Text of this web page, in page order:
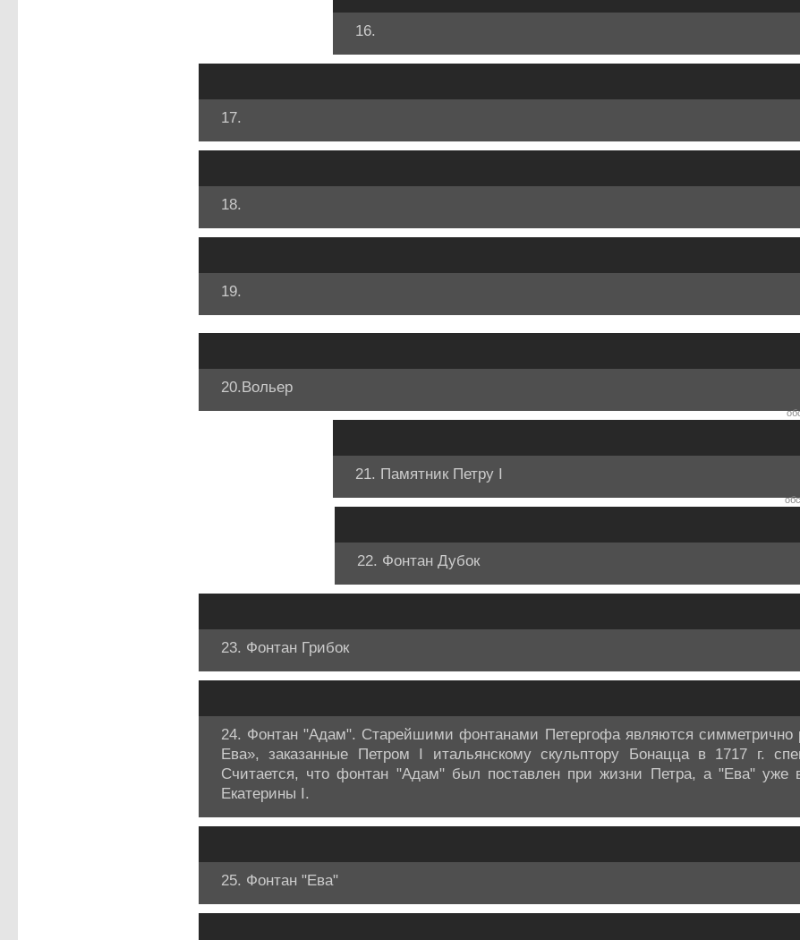
16.
17.
18.
19.
20.Вольер
21. Памятник Петру I
22. Фонтан Дубок
23. Фонтан Грибок
24. Фонтан "Адам". Старейшими фонтанами Петергофа являются симметрично
Ева», заказанные Петром I итальянскому скульптору Бонацца в 1717 г.
Считается, что фонтан "Адам" был поставлен при жизни Петра, а "Ева" уже
Екатерины I.
25. Фонтан "Ева"